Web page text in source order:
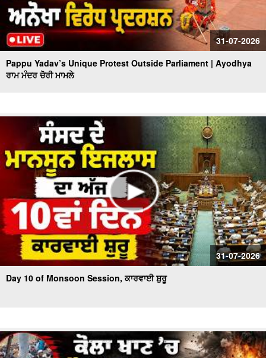
31-07-2026
Pappu Yadav’s Unique Protest Outside Parliament | Ayodhya
ਰਾਮ ਮੰਦਰ ਚੋਰੀ ਮਾਮਲੇ
31-07-2026
Day 10 of Monsoon Session, ਕਾਰਵਾਈ ਸ਼ੁਰੂ